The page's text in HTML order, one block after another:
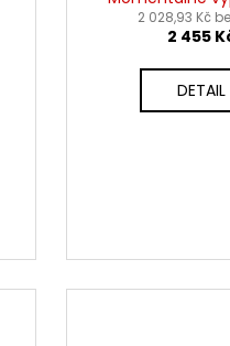
2 028,93 Kč
2 455
DETAIL